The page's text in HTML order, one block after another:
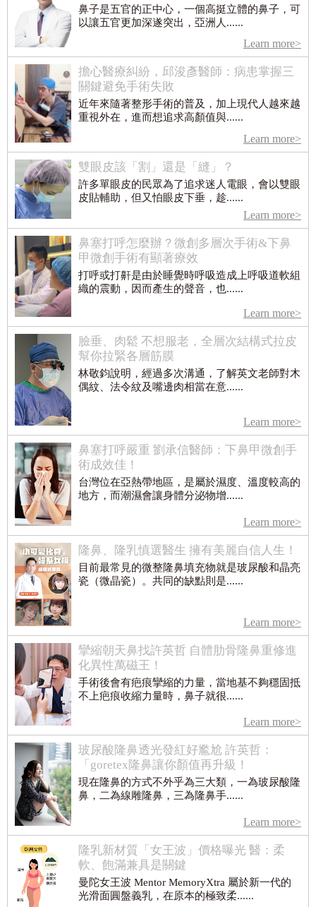
鼻子是五官的正中心，一個高挺立體的鼻子，可
以讓五官更加深遂突出，亞洲人......
Learn more>
擔心醫療糾紛，邱浚彥醫師：病患掌握三
關鍵避免手術失敗
近年來隨著整形手術的普及，加上現代人越來越
重視外在，進而想追求高顏值與......
Learn more>
雙眼皮該「割」還是「縫」？
許多單眼皮的民眾為了追求迷人電眼，會以雙眼
皮貼輔助，但又怕眼皮下垂，趁......
Learn more>
鼻塞打呼怎麼辦？微創多層次手術&下鼻
甲微創手術有顯著療效
打呼或打鼾是由於睡覺時呼吸造成上呼吸道軟組
織的震動，因而產生的聲音，也......
Learn more>
臉垂、肉鬆 不想服老，全層次結構式拉皮
幫你拉緊各層筋膜
林敬鈞說明，經過多次溝通，了解英文老師對木
偶紋、法令紋及嘴邊肉相當在意......
Learn more>
鼻塞打呼嚴重 劉承信醫師：下鼻甲微創手
術成效佳！
台灣位在亞熱帶地區，是屬於濕度、溫度較高的
地方，而潮濕會讓身體分泌物增......
Learn more>
隆鼻、隆乳慎選醫生 擁有美麗自信人生！
目前最常見的微整隆鼻填充物就是玻尿酸和晶亮
瓷（微晶瓷）。共同的缺點則是......
Learn more>
攣縮朝天鼻找許英哲 自體肋骨隆鼻重修進
化異性萬磁王！
手術後會有疤痕攣縮的力量，當地基不夠穩固抵
不上疤痕收縮力量時，鼻子就很......
Learn more>
玻尿酸隆鼻透光發紅好尷尬 許英哲：
「goretex隆鼻讓你顏值再升級！
現在隆鼻的方式不外乎為三大類，一為玻尿酸隆
鼻，二為線雕隆鼻，三為隆鼻手......
Learn more>
隆乳新材質「女王波」價格曝光 醫：柔
軟、飽滿兼具是關鍵
曼陀女王波 Mentor MemoryXtra 屬於新一代的
光滑面圓盤義乳，在原本的極致柔......